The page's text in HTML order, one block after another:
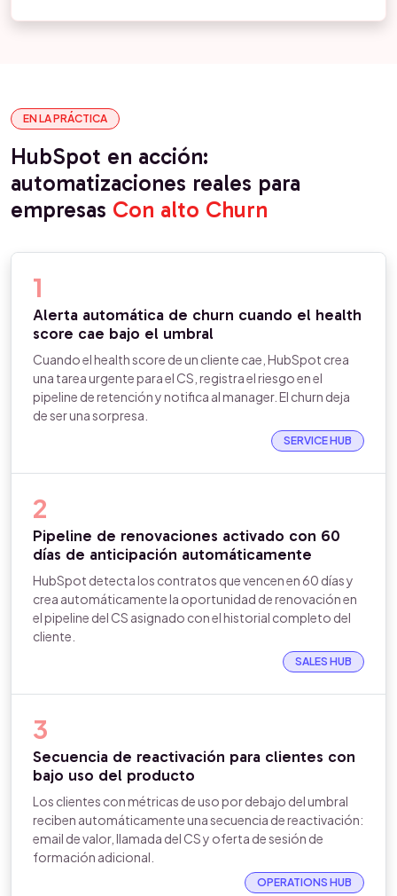
EN LA PRÁCTICA
HubSpot en acción:
automatizaciones reales para
empresas Con alto Churn
1
Alerta automática de churn cuando el health
score cae bajo el umbral
Cuando el health score de un cliente cae, HubSpot crea
una tarea urgente para el CS, registra el riesgo en el
pipeline de retención y notifica al manager. El churn deja
de ser una sorpresa.
SERVICE HUB
2
Pipeline de renovaciones activado con 60
días de anticipación automáticamente
HubSpot detecta los contratos que vencen en 60 días y
crea automáticamente la oportunidad de renovación en
el pipeline del CS asignado con el historial completo del
cliente.
SALES HUB
3
Secuencia de reactivación para clientes con
bajo uso del producto
Los clientes con métricas de uso por debajo del umbral
reciben automáticamente una secuencia de reactivación:
email de valor, llamada del CS y oferta de sesión de
formación adicional.
OPERATIONS HUB